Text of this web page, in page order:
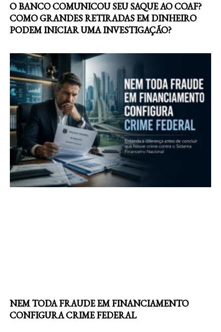
O BANCO COMUNICOU SEU SAQUE AO COAF?
COMO GRANDES RETIRADAS EM DINHEIRO
PODEM INICIAR UMA INVESTIGAÇÃO?
NEM TODA FRAUDE EM FINANCIAMENTO
CONFIGURA CRIME FEDERAL